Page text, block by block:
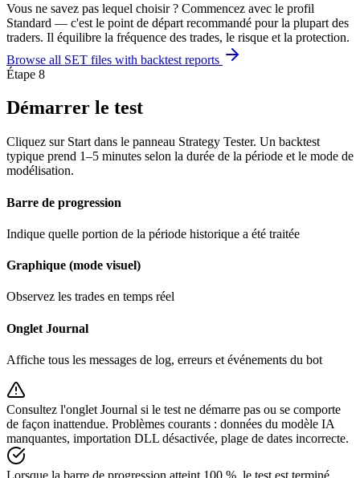
Vous ne savez pas lequel choisir ? Commencez avec le profil
Standard — c'est le point de départ recommandé pour la plupart des
traders. Il équilibre la fréquence des trades, le risque et la protection.
Browse all SET files with backtest reports
Étape 8
Démarrer le test
Cliquez sur Start dans le panneau Strategy Tester. Un backtest
typique prend 1–5 minutes selon la durée de la période et le mode de
modélisation.
Barre de progression
Indique quelle portion de la période historique a été traitée
Graphique (mode visuel)
Observez les trades en temps réel
Onglet Journal
Affiche tous les messages de log, erreurs et événements du bot
Consultez l'onglet Journal si le test ne démarre pas ou se comporte
de façon inattendue. Problèmes courants : données du modèle IA
manquantes, importation DLL désactivée, plage de dates incorrecte.
Lorsque la barre de progression atteint 100 %, le test est terminé.